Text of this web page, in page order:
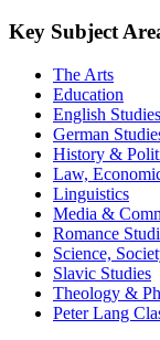
Key Subject
The Arts
Education
English Studies
German
History &
Law,
Linguistics
Media &
Romance
Science,
Slavic Studies
Theology &
Peter Lang